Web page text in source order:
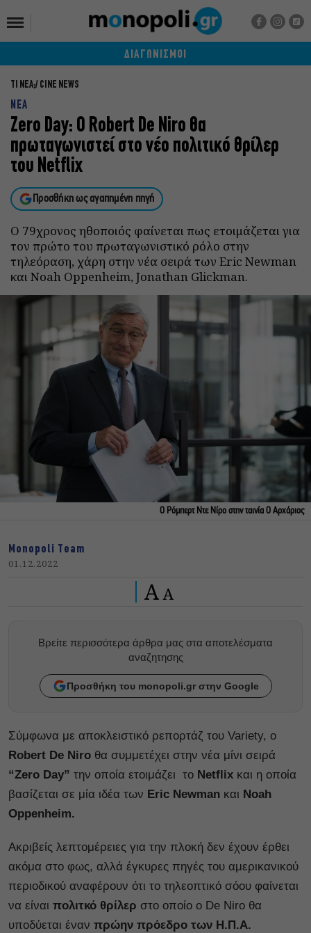
ΔΙΑΓΩΝΙΣΜΟΙ
ΤΙ ΝΕΑ; CINE NEWS
ΝΕΑ
Zero Day: Ο Robert De Niro θα
πρωταγωνιστεί στο νέο πολιτικό θρίλερ
του Netflix
Προσθήκη ως αγαπημένη πηγή
Ο 79χρονος ηθοποιός φαίνεται πως ετοιμάζεται για
τον πρώτο του πρωταγωνιστικό ρόλο στην
τηλεόραση, χάρη στην νέα σειρά των Eric Newman
και Noah Oppenheim, Jonathan Glickman.
Ο Ρόμπερτ Ντε Νίρο στην ταινία Ο Αρχάριος
Monopoli Team
01.12.2022
A A
Βρείτε περισσότερα άρθρα μας στα αποτελέσματα
αναζητησης
Προσθήκη του monopoli.gr στην Google
Σύμφωνα με αποκλειστικό ρεπορτάζ του Variety, ο
Robert De Niro θα συμμετέχει στην νέα μίνι σειρά
“Zero Day” την οποία ετοιμάζει το Netflix και η οποία
βασίζεται σε μία ιδέα των Eric Newman και Noah
Oppenheim.
Ακριβείς λεπτομέρειες για την πλοκή δεν έχουν έρθει
ακόμα στο φως, αλλά έγκυρες πηγές του αμερικανικού
περιοδικού αναφέρουν ότι το τηλεοπτικό σόου φαίνεται
να είναι πολιτκό θρίλερ στο οποίο ο De Niro θα
υποδύεται έναν πρώην πρόεδρο των Η.Π.Α.